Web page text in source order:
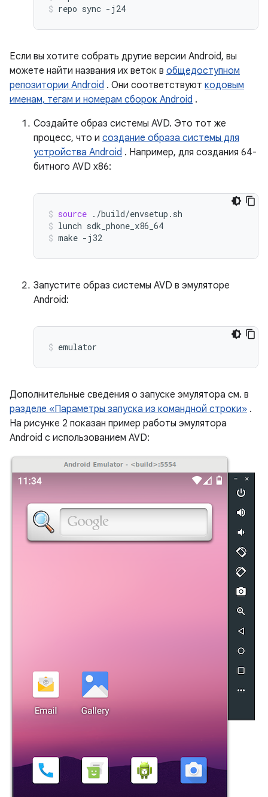
repo sync -j24
Если вы хотите собрать другие версии Android, вы
можете найти названия их веток в общедоступном
репозитории Android . Они соответствуют кодовым
именам, тегам и номерам сборок Android .
Создайте образ системы AVD. Это тот же
процесс, что и создание образа системы для
устройства Android . Например, для создания 64-
битного AVD x86:
source ./build/envsetup.sh
lunch sdk_phone_x86_64
make -j32
Запустите образ системы AVD в эмуляторе
Android:
emulator
Дополнительные сведения о запуске эмулятора см. в
разделе «Параметры запуска из командной строки» .
На рисунке 2 показан пример работы эмулятора
Android с использованием AVD: